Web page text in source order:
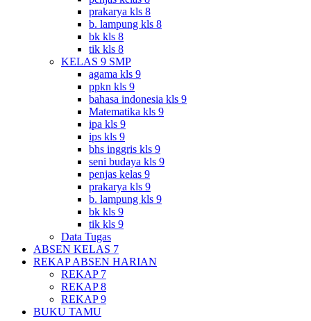
prakarya kls 8
b. lampung kls 8
bk kls 8
tik kls 8
KELAS 9 SMP
agama kls 9
ppkn kls 9
bahasa indonesia kls 9
Matematika kls 9
ipa kls 9
ips kls 9
bhs inggris kls 9
seni budaya kls 9
penjas kelas 9
prakarya kls 9
b. lampung kls 9
bk kls 9
tik kls 9
Data Tugas
ABSEN KELAS 7
REKAP ABSEN HARIAN
REKAP 7
REKAP 8
REKAP 9
BUKU TAMU